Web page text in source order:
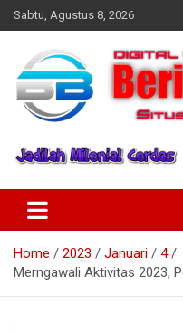
Skip
to
Sabtu, Agustus 8, 2026
Home 2023 Januari
4
Merngawali Aktivitas 2023,